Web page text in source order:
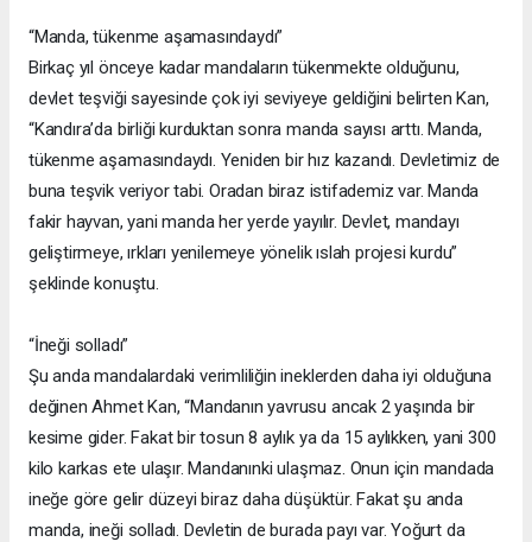
“Manda, tükenme aşamasındaydı”
Birkaç yıl önceye kadar mandaların tükenmekte olduğunu,
devlet teşviği sayesinde çok iyi seviyeye geldiğini belirten Kan,
“Kandıra’da birliği kurduktan sonra manda sayısı arttı. Manda,
tükenme aşamasındaydı. Yeniden bir hız kazandı. Devletimiz de
buna teşvik veriyor tabi. Oradan biraz istifademiz var. Manda
fakir hayvan, yani manda her yerde yayılır. Devlet, mandayı
geliştirmeye, ırkları yenilemeye yönelik ıslah projesi kurdu”
şeklinde konuştu.
“İneği solladı”
Şu anda mandalardaki verimliliğin ineklerden daha iyi olduğuna
değinen Ahmet Kan, “Mandanın yavrusu ancak 2 yaşında bir
kesime gider. Fakat bir tosun 8 aylık ya da 15 aylıkken, yani 300
kilo karkas ete ulaşır. Mandanınki ulaşmaz. Onun için mandada
ineğe göre gelir düzeyi biraz daha düşüktür. Fakat şu anda
manda, ineği solladı. Devletin de burada payı var. Yoğurt da